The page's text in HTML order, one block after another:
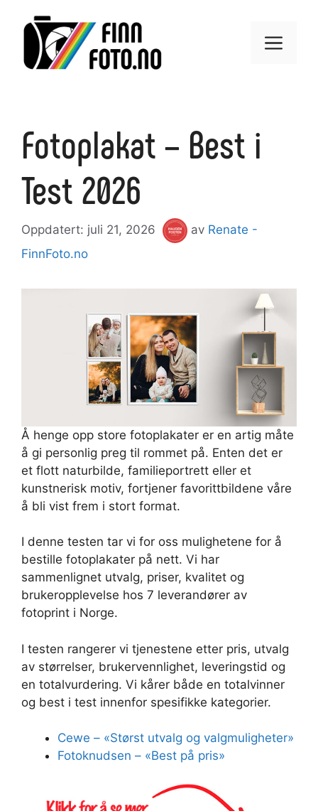
innhold
Meny
Fotoplakat – Best i
Test 2026
juli 21, 2026 av Renate -
FinnFoto.no
Å henge opp store fotoplakater er en artig måte
å gi personlig preg til rommet på. Enten det er
et flott naturbilde, familieportrett eller et
kunstnerisk motiv, fortjener favorittbildene våre
å bli vist frem i stort format.
I denne testen tar vi for oss mulighetene for å
bestille fotoplakater på nett. Vi har
sammenlignet utvalg, priser, kvalitet og
brukeropplevelse hos 7 leverandører av
fotoprint i Norge.
I testen rangerer vi tjenestene etter pris, utvalg
av størrelser, brukervennlighet, leveringstid og
en totalvurdering. Vi kårer både en totalvinner
og best i test innenfor spesifikke kategorier.
Cewe – «Størst utvalg og valgmuligheter»
Fotoknudsen – «Best på pris»